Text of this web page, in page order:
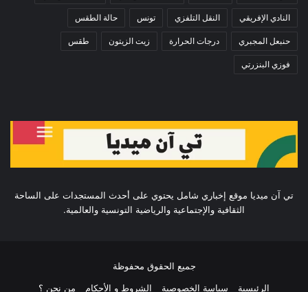
النادي الإفريقي النقل التلفزي تونس حالة الطقس
حنبعل المجبري درجات الحرارة زيت الزيتون طقس
فوزي البنزرتي
تي آن ميديا موقع إخباري شامل يحتوي على أحدث المستجدات على الساحة
الثقافية والإجتماعية والرياضية التونسية والعالمية.
جميع الحقوق محفوظة
الرئيسية
سياسة الخصوصية الشروط و الأحكام من نحن ؟